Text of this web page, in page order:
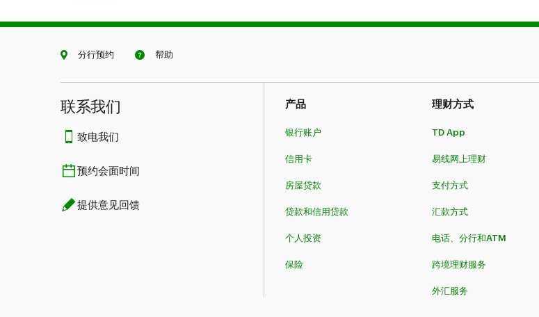
分行预约 帮助
联系我们​​​​​​​
致电我们
预约会面时间
提供意见回馈
产品
银行账户
信用卡
房屋贷款
贷款和信用贷款
个人投资
保险
理财方式
TD App
易线网上理财
支付方式
汇款方式
电话、分行和ATM
跨境理财服务
外汇服务